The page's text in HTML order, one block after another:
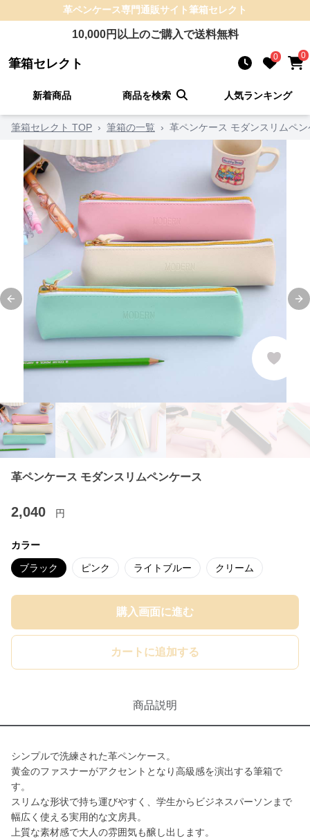
革ペンケース専門通販サイト筆箱セレクト
10,000円以上のご購入で送料無料
筆箱セレクト 0 0
新着商品 商品を検索 人気ランキング
筆箱セレクト TOP › 筆箱の一覧 › 革ペンケース モダンスリムペ
Previous slide
革ペンケース モダンスリムペンケース
2,040 円
カラー
ブラック ピンク ライトブルー クリーム
購入画面に進む
カートに追加する
商品説明
シンプルで洗練された革ペンケース。
黄金のファスナーがアクセントとなり高級感を演出する筆箱で
す。
スリムな形状で持ち運びやすく、学生からビジネスパーソンまで
幅広く使える実用的な文房具。
上質な素材感で大人の雰囲気も醸し出します。